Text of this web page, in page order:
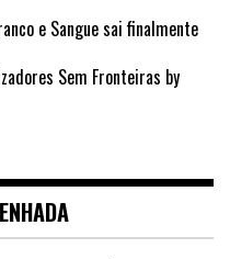
e Sangue sai finalmente
Sem Fronteiras by